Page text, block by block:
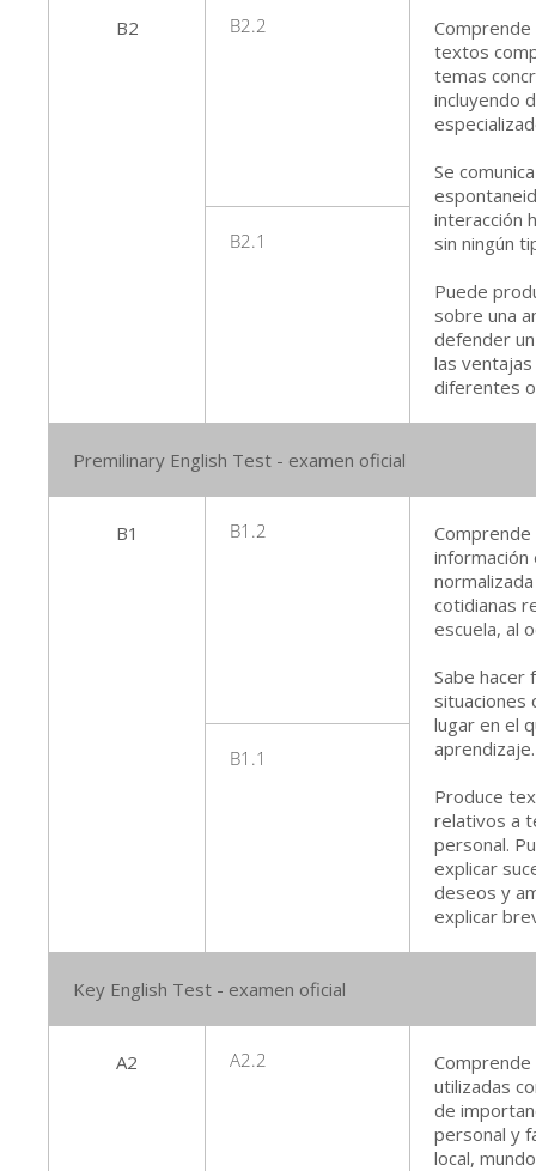
B2 B2.2
textos
temas
incluyendo
Se
interacción
sin ningún
Puede
sobre una
defender
las
diferentes
B2.1
Premilinary English Test - examen oficial
B1 B1.2
Comprende
información
cotidianas
escuela, al
Sabe hacer
situaciones
lugar en el
aprendizaje.
Produce
relativos a
personal.
explicar
deseos y
explicar
B1.1
Key English Test - examen oficial
A2 A2.2
utilizadas
de
personal y
local,